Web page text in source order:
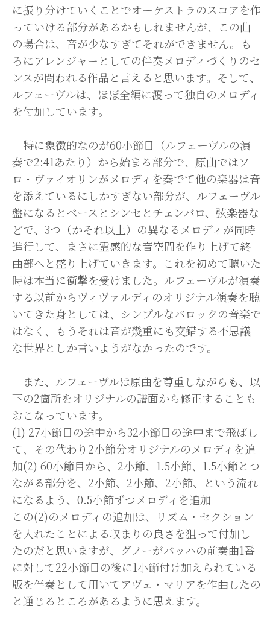
に振り分けていくことでオーケストラのスコアを作
っていける部分があるかもしれませんが、この曲
の場合は、音が少なすぎてそれができません。も
ろにアレンジャーとしての伴奏メロディづくりのセ
ンスが問われる作品と言えると思います。そして、
ルフェーヴルは、ほぼ全編に渡って独自のメロディ
を付加しています。
特に象徴的なのが60小節目（ルフェーヴルの演
奏で2:41あたり）から始まる部分で、原曲ではソ
ロ・ヴァイオリンがメロディを奏でて他の楽器は音
を添えているにしかすぎない部分が、ルフェーヴル
盤になるとベースとシンセとチェンバロ、弦楽器な
どで、3つ（かそれ以上）の異なるメロディが同時
進行して、まさに霊感的な音空間を作り上げて終
曲部へと盛り上げていきます。これを初めて聴いた
時は本当に衝撃を受けました。ルフェーヴルが演奏
する以前からヴィヴァルディのオリジナル演奏を聴
いてきた身としては、シンプルなバロックの音楽で
はなく、もうそれは音が幾重にも交錯する不思議
な世界としか言いようがなかったのです。
また、ルフェーヴルは原曲を尊重しながらも、以
下の2箇所をオリジナルの譜面から修正することも
おこなっています。
(1) 27小節目の途中から32小節目の途中まで飛ばし
て、その代わり2小節分オリジナルのメロディを追
加(2) 60小節目から、2小節、1.5小節、1.5小節とつ
ながる部分を、2小節、2小節、2小節、という流れ
になるよう、0.5小節ずつメロディを追加
この(2)のメロディの追加は、リズム・セクション
を入れたことによる収まりの良さを狙って付加し
たのだと思いますが、グノーがバッハの前奏曲1番
に対して22小節目の後に1小節付け加えられている
版を伴奏として用いてアヴェ・マリアを作曲したの
と通じるところがあるように思えます。